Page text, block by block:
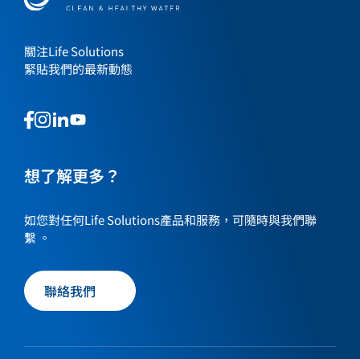
關注Life Solutions
緊貼我們的最新動態
This
link
to
social
media
This
link
social
This
link
to
social
This
link
social
想了解更多？
如您對任何Life Solutions產品和服務，可隨時與我們聯
繫 。
聯絡我們